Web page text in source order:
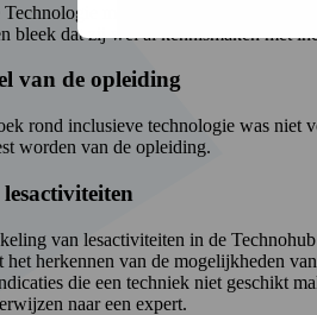
met Cognitieve Support
bleek dat zij wel al kennismaken met
van de opleiding
rond inclusieve technologie was niet
worden van de opleiding.
van lesactiviteiten in de
het herkennen van de mogelijkheden
die een techniek niet geschikt
naar een expert.